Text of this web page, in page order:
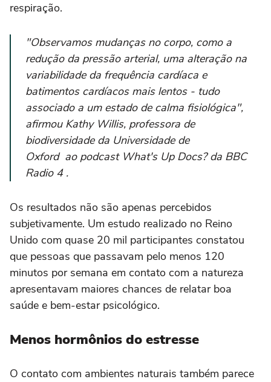
respiração.
"Observamos mudanças no corpo, como a
redução da pressão arterial, uma alteração na
variabilidade da frequência cardíaca e
batimentos cardíacos mais lentos - tudo
associado a um estado de calma fisiológica",
afirmou Kathy Willis, professora de
biodiversidade da Universidade de
Oxford ao podcast What's Up Docs? da BBC
Radio 4 .
Os resultados não são apenas percebidos
subjetivamente. Um estudo realizado no Reino
Unido com quase 20 mil participantes constatou
que pessoas que passavam pelo menos 120
minutos por semana em contato com a natureza
apresentavam maiores chances de relatar boa
saúde e bem-estar psicológico.
Menos hormônios do estresse
O contato com ambientes naturais também parece